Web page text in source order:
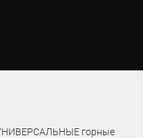
горные